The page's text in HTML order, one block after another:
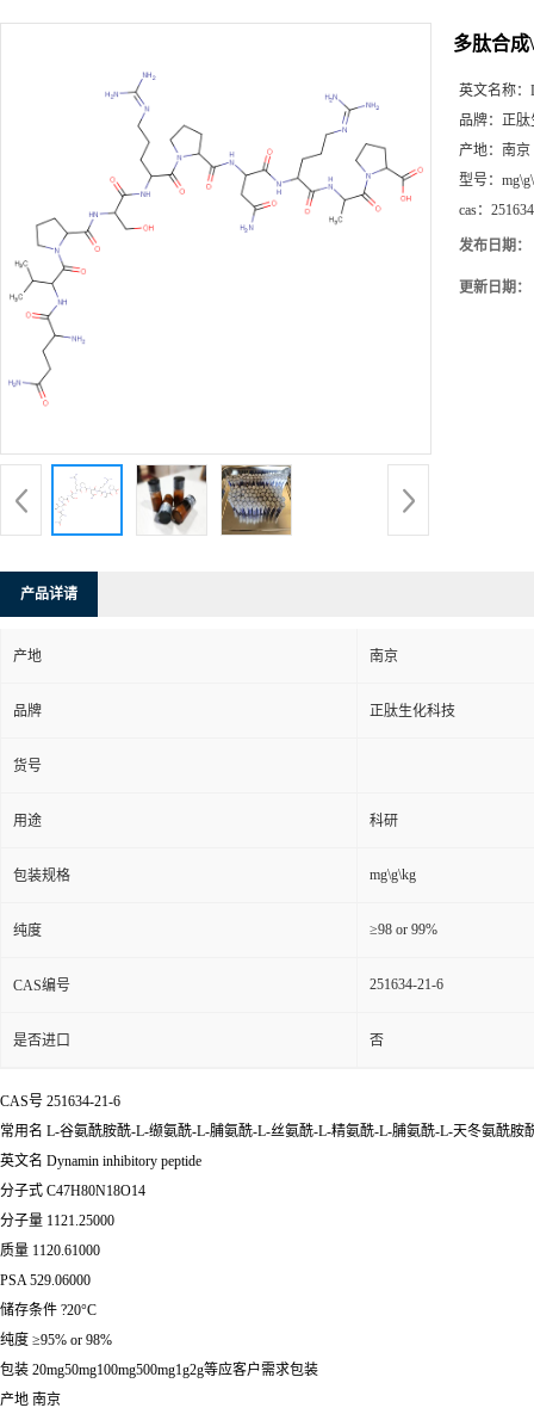
多肽合成
英文名称：
品牌： 正肽
产地： 南京
型号：
cas：
发布日期：
更新日期：
产品详请
产地 南京
品牌 正肽生化科技
货号
用途 科研
包装规格 mg\g\kg
纯度 ≥98 or 99%
CAS编号 251634-21-6
是否进口 否
CAS号 251634-21-6
常用名 L-谷氨酰胺酰-L-缬氨酰-L-脯氨酰-L-丝氨酰-L-精氨酰-L-脯氨酰-L-天冬氨酰胺
英文名 Dynamin inhibitory peptide
分子式 C47H80N18O14
分子量 1121.25000
质量 1120.61000
PSA 529.06000
储存条件 ?20°C
纯度 ≥95% or 98%
包装 20mg50mg100mg500mg1g2g等应客户需求包装
产地 南京